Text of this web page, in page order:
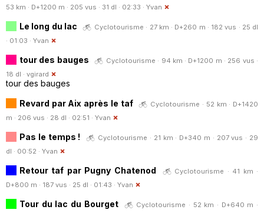
53 km · D+1200 m · 205 vus · 31 dl · 02:33 · Yvan
Le long du lac
Cyclotourisme · 27 km · D+260 m · 182 vus · 25 dl
· 01:03 · Yvan
tour des bauges
Cyclotourisme · 94 km · D+1200 m · 256 vus ·
18 dl · vgirard
tour des bauges
Revard par Aix après le taf
Cyclotourisme · 52 km · D+1420
m · 206 vus · 28 dl · 02:51 · Yvan
Pas le temps !
Cyclotourisme · 21 km · D+340 m · 207 vus · 29
dl · 00:52 · Yvan
Retour taf par Pugny Chatenod
Cyclotourisme · 41 km ·
D+800 m · 187 vus · 25 dl · 01:43 · Yvan
Tour du lac du Bourget
Cyclotourisme · 52 km · D+640 m ·